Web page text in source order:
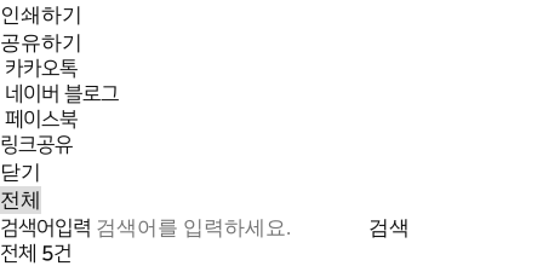
인쇄하기
공유하기
카카오톡
네이버 블로그
페이스북
링크공유
닫기
검색어입력 검색
전체 5건